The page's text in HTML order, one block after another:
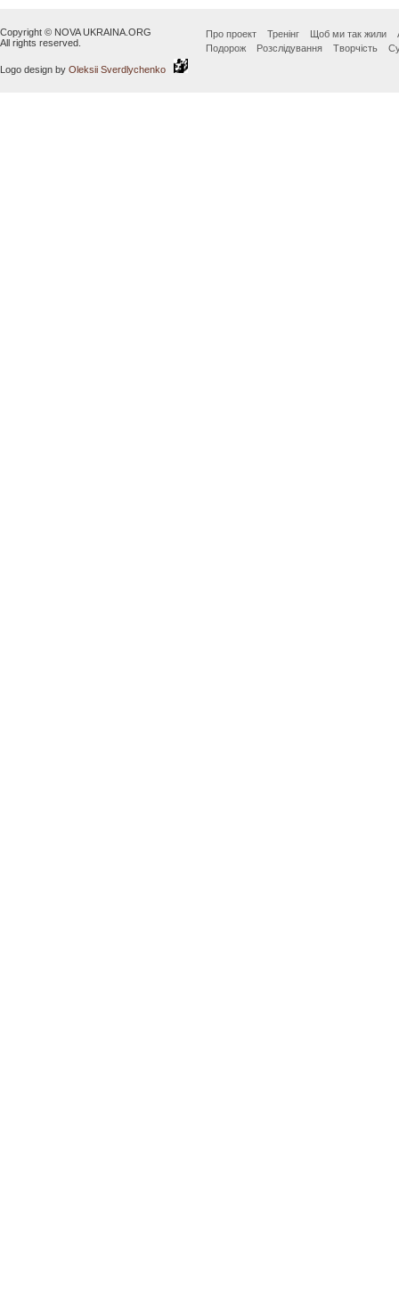
Copyright © NOVA UKRAINA.ORG
All rights reserved.
Logo design by Oleksii Sverdlychenko
Про проект Тренінг Щоб ми так жили
Подорож
Розслідування Творчість